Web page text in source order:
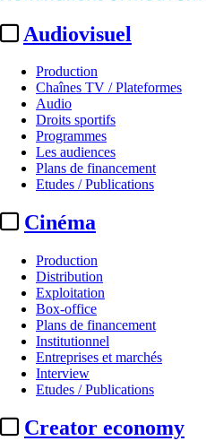
Audiovisuel
Production
Chaînes TV / Plateformes
Audio
Droits sportifs
Programmes
Les audiences
Plans de financement
Etudes / Publications
Cinéma
Production
Distribution
Exploitation
Box-office
Plans de financement
Institutionnel
Entreprises et marchés
Interview
Etudes / Publications
Creator economy